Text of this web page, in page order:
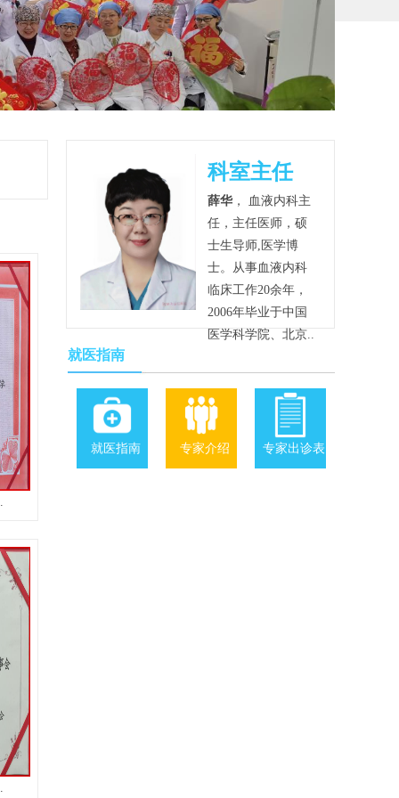
科室主任
薛华 ， 血液内科主
任，主任医师，硕
士生导师,医学博
士。从事血液内科
临床工作20余年，
2006年毕业于中国
医学科学院、北京..
就医指南
就医指南 专家介绍 专家出诊表